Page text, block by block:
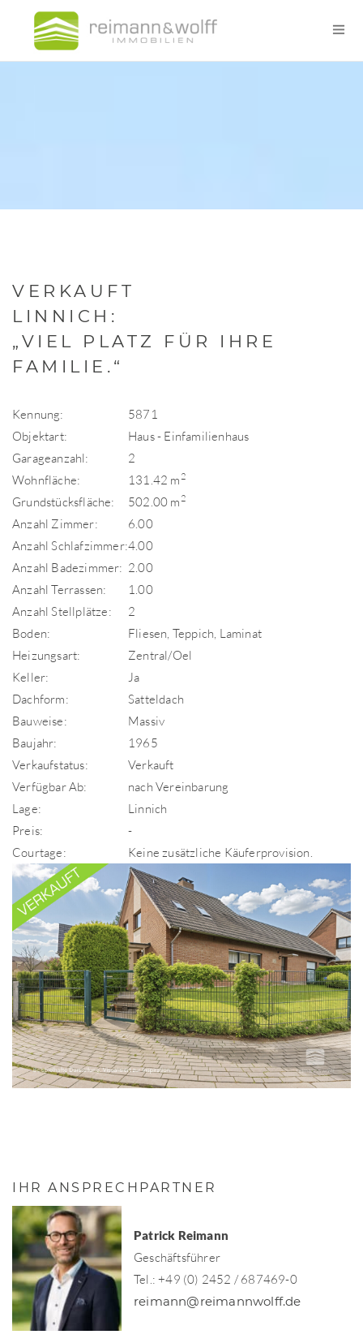
VERKAUFT
LINNICH:
„VIEL PLATZ FÜR IHRE
FAMILIE.“
Kennung:
5871
Objektart:
Haus - Einfamilienhaus
Garageanzahl:
2
Wohnfläche:
131.42 m2
Grundstücksfläche: 502.00 m2
Anzahl Zimmer:
6.00
Anzahl Schlafzimmer:4.00
Anzahl Badezimmer: 2.00
Anzahl Terrassen:
1.00
Anzahl Stellplätze:
2
Boden:
Fliesen, Teppich, Laminat
Heizungsart:
Zentral/Oel
Keller:
Ja
Dachform:
Satteldach
Bauweise:
Massiv
Baujahr:
1965
Verkaufstatus:
Verkauft
Verfügbar Ab:
nach Vereinbarung
Lage:
Linnich
Preis:
-
Courtage:
Keine zusätzliche Käuferprovision.
IHR ANSPRECHPARTNER
Patrick Reimann
Geschäftsführer
Tel.: +49 (0) 2452 / 687469-0
reimann@reimannwolff.de